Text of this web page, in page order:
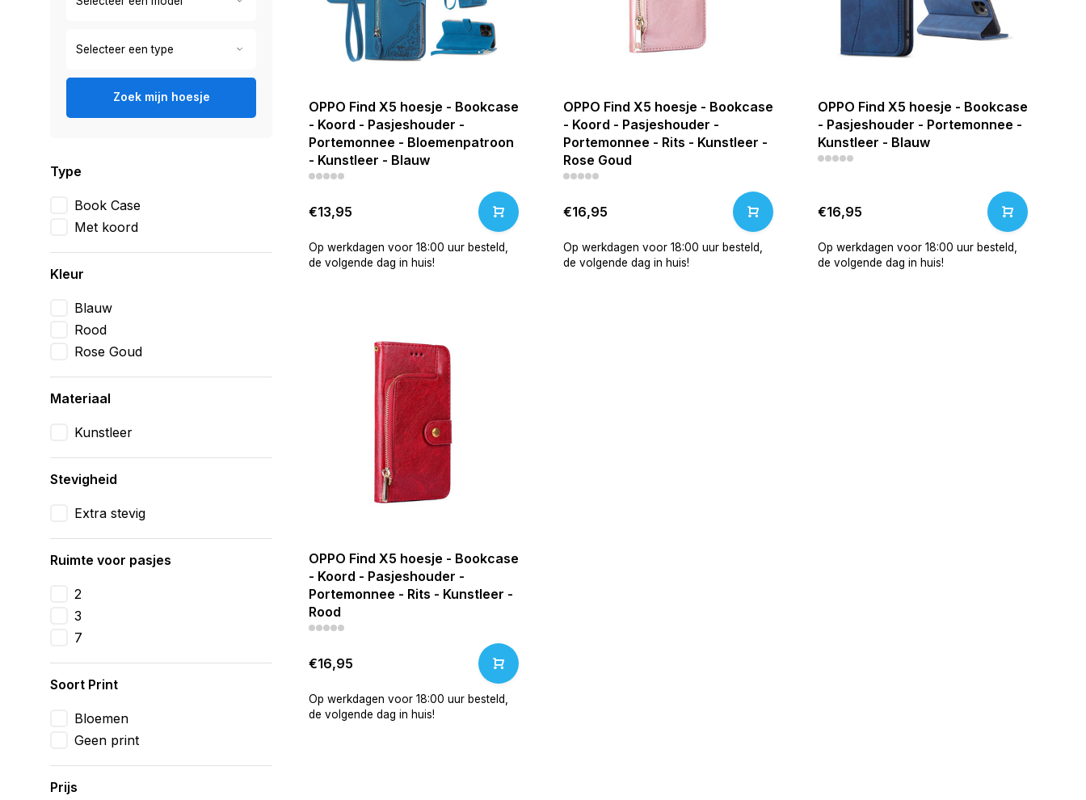
Zoek mijn hoesje
Type
Book Case
Met koord
Kleur
Blauw
Rood
Rose Goud
Materiaal
Kunstleer
Stevigheid
Extra stevig
Ruimte voor pasjes
2
3
7
Soort Print
Bloemen
Geen print
Prijs
OPPO Find X5 hoesje - Bookcase
- Koord - Pasjeshouder -
Portemonnee - Bloemenpatroon
- Kunstleer - Blauw
€13,95
Op werkdagen voor 18:00 uur besteld,
de volgende dag in huis!
OPPO Find X5 hoesje - Bookcase
- Koord - Pasjeshouder -
Portemonnee - Rits - Kunstleer -
Rose Goud
€16,95
Op werkdagen voor 18:00 uur besteld,
de volgende dag in huis!
OPPO Find X5 hoesje - Bookcase
- Pasjeshouder - Portemonnee -
Kunstleer - Blauw
€16,95
Op werkdagen voor 18:00 uur besteld,
de volgende dag in huis!
OPPO Find X5 hoesje - Bookcase
- Koord - Pasjeshouder -
Portemonnee - Rits - Kunstleer -
Rood
€16,95
Op werkdagen voor 18:00 uur besteld,
de volgende dag in huis!